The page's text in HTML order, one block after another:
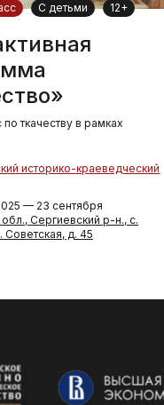
С детьми 12+
ткачеству в рамках
историко-краеведческий
— 23 сентября
Сергиевский р-н., с.
Советская, д. 45